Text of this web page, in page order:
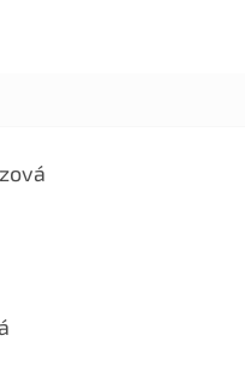
je 5 z 5 hvězdiček.
je 5 z 5 hvězdiček.